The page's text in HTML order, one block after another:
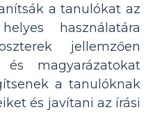
a tanulókat az
használatára
jellemzően
és magyarázatokat
a tanulóknak
és javítani az írási